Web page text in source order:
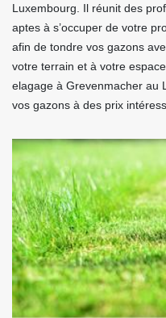
Luxembourg. Il réunit des
aptes à s’occuper de votre
afin de tondre vos gazons
votre terrain et à votre
elagage à Grevenmacher au
vos gazons à des prix